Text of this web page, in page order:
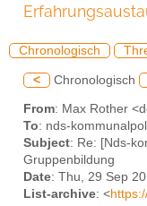
Chronologisch
< Chronologisch
From: Max Rother
To: nds-
Subject: Re: [Nds-
Gruppenbildung
Date: Thu, 29 Sep
List-archive: <